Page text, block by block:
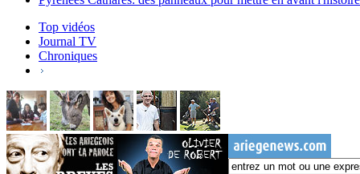
Top vidéos
Journal TV
Chroniques